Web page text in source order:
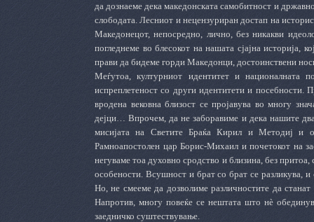
да дознаеме дека македонската самобитност и
слободата. Лесниот и нецензуриран достап на
Македонецот, непосредно, лично, без никакви
погледнеме во блесокот на нашата сјајна историја,
прави да бидеме горди Македонци, достоинствени
Меѓутоа, културниот идентитет и националната
испреплетеност со други идентитети и посебности.
вродена вековна близост се пројавува во многу
дејци… Впрочем, да не заборавиме и дека нашите
мисијата на Светите Браќа Кирил и Методиј и
Рамноапостолен цар Борис-Михаил и почетокот на
негуваме тоа духовно сродство и близина, без
особености. Всушност и брат со брат се разликува,
Но, не смееме да дозволиме различностите да
Напротив, многу повеќе се нештата што нè
заедничко суштествување.